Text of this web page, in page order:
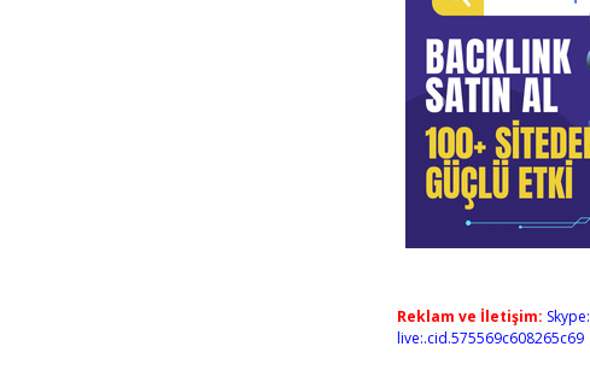
Reklam ve İletişim: Skype:
live:.cid.575569c608265c69